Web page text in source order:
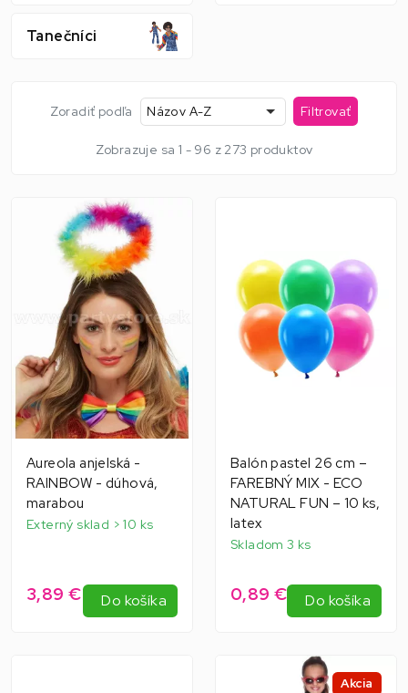
Tanečníci
Zoradiť podľa Názov A-Z Filtrovať
Zobrazuje sa 1 - 96 z 273 produktov
Aureola anjelská -
RAINBOW - dúhová,
marabou
Externý sklad > 10 ks
3,89 € Do košíka
Balón pastel 26 cm –
FAREBNÝ MIX - ECO
NATURAL FUN – 10 ks,
latex
Skladom 3 ks
0,89 € Do košíka
Akcia